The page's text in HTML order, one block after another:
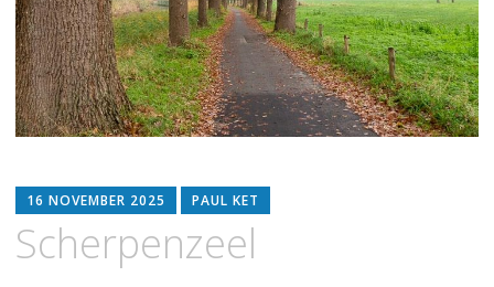
16 NOVEMBER 2025 PAUL KET
Scherpenzeel